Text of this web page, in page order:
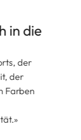
in die
der
der
Farben